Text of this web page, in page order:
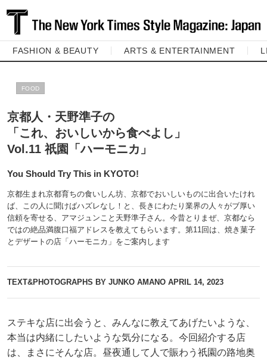
FASHION & BEAUTY ARTS & ENTERTAINMENT
FOOD
京都人・天野準子の
「これ、おいしいから食べよし」
Vol.11 祇園「ハーモニカ」
You Should Try This in KYOTO!
京都生まれ京都育ちの食いしん坊、京都でおいしいものに出合いたけれ
ば、この人に聞けばハズレなし！と、長きにわたり業界の人々がブ厚い
信頼を寄せる、アマジュンこと天野準子さん。今昔とりまぜ、京都なら
ではの絶品満腹口福アドレスを教えてもらいます。第11回は、焼き菓子
とデザートの店「ハーモニカ」をご案内します
TEXT&PHOTOGRAPHS BY JUNKO AMANO APRIL 14, 2023
ステキな店に出会うと、みんなに教えてあげたいような、
本当は内緒にしたいような気分になる。今回紹介する店
は、まさにそんな店。昼夜通して人で賑わう祇園の路地奥